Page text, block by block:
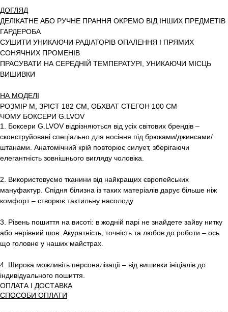
ДОГЛЯД
ДЕЛІКАТНЕ АБО РУЧНЕ ПРАННЯ ОКРЕМО ВІД ІНШИХ ПРЕДМЕТІВ
ГАРДЕРОБА
СУШИТИ УНИКАЮЧИ РАДІАТОРІВ ОПАЛЕННЯ І ПРЯМИХ
СОНЯЧНИХ ПРОМЕНІВ
ПРАСУВАТИ НА СЕРЕДНІЙ ТЕМПЕРАТУРІ, УНИКАЮЧИ МІСЦЬ
ВИШИВКИ
НА МОДЕЛІ
РОЗМІР M, ЗРІСТ 182 СМ, ОБХВАТ СТЕГОН 100 СМ
ЧОМУ БОКСЕРИ G.LVOV
1. Боксери G.LVOV відрізняються від усіх світових брендів –
сконструйовані спеціально для носіння під брюками/джинсами/
штанами. Анатомічний крій повторює силует, зберігаючи
елегантність зовнішнього вигляду чоловіка.
2. Використовуємо тканини від найкращих європейських
мануфактур. Спідня білизна із таких матеріалів дарує більше ніж
комфорт – створює тактильну насолоду.
3. Рівень пошиття на висоті: в жодній парі не знайдете зайву нитку
або нерівний шов. Акуратність, точність та любов до роботи – ось
що головне у наших майстрах.
4. Широка можливіть персоналізації – від вишивки ініціалів до
індивідуального пошиття.
ОПЛАТА І ДОСТАВКА
СПОСОБИ ОПЛАТИ